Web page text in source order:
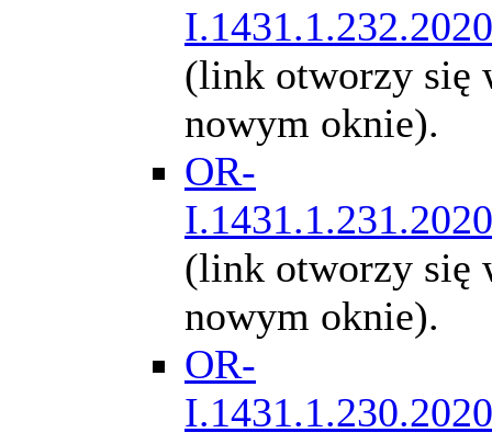
I.1431.1.232.2020
(link otworzy się
nowym oknie).
OR-
I.1431.1.231.2020
(link otworzy się
nowym oknie).
OR-
I.1431.1.230.2020